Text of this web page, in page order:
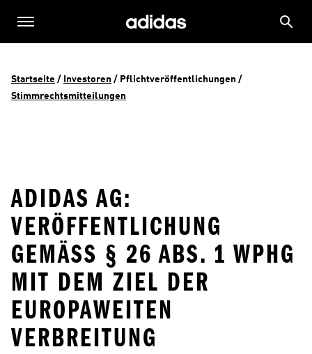
Startseite / Investoren / Pflichtveröffentlichungen
Stimmrechtsmitteilungen
ADIDAS AG:
VERÖFFENTLICHUNG
GEMÄSS § 26 ABS. 1 WPHG M
IT DEM ZIEL DER E
UROPAWEITEN V
ERBREITUNG